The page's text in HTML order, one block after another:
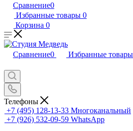
Сравнение0
Избранные товары 0
Корзина 0
Сравнение0 Избранные товары
Телефоны
+7 (495) 128-13-33 Многоканальный
+7 (926) 532-09-59 WhatsApp